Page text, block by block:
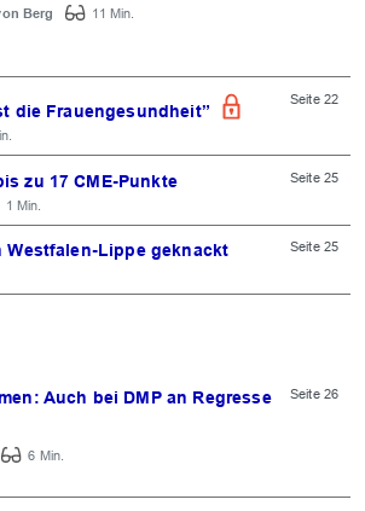
Berg
11 Min.
die Frauengesundheit”
Seite 22
zu 17 CME-Punkte Seite 25
1 Min.
Westfalen-Lippe geknackt
Seite 25
Auch bei DMP an Regresse
Seite 26
6 Min.